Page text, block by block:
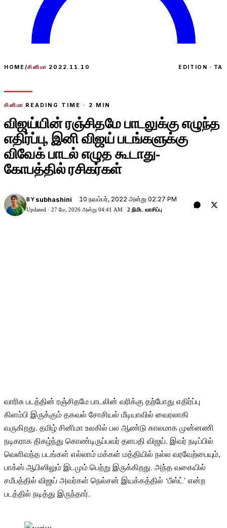
HOME/சினிமா 2022.11.10 EDITION · TA
சினிமா READING TIME · 2 MIN
விஜய்யின் ரஞ்சிதமே பாடலுக்கு எழுந்த
எதிர்ப்பு, இனி விஜய் படங்களுக்கு
விவேக் பாடல் எழுத கூடாது-
கோபத்தில் ரசிகர்கள்
BY subhashini 10 நவம்பர், 2022 அன்று 02:27 PM
Updated · 27 மே, 2026 அன்று 04:41 AM 2 நிமிட வாசிப்பு
வாரிசு படத்தின் ரஞ்சிதமே பாடலின் வரிக்கு தற்போது எதிர்ப்பு
கிளம்பி இருக்கும் தகவல் சோசியல் மீடியாவில் வைரலாகி
வருகிறது. தமிழ் சினிமா உலகில் பல ஆண்டு காலமாக முன்னணி
நடிகராக திகழ்ந்து கொண்டிருப்பவர் தளபதி விஜய். இவர் நடிப்பில்
வெளிவந்த படங்கள் எல்லாம் மக்கள் மத்தியில் நல்ல வரவேற்பையும்,
பாக்ஸ் ஆபிஸிலும் இடமும் பெற்று இருக்கிறது. அந்த வகையில்
சமீபத்தில் விஜய் அவர்கள் நெல்சன் இயக்கத்தில் ‘பீஸ்ட்’ என்ற
படத்தில் நடித்து இருந்தார்.